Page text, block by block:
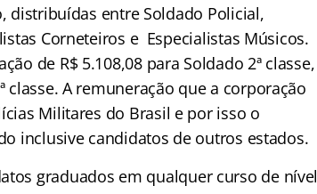
distribuídas entre Soldado Policial,
Corneteiros e Especialistas Músicos.
de R$ 5.108,08 para Soldado 2ª classe,
classe. A remuneração que a corporação
Militares do Brasil e por isso o
inclusive candidatos de outros estados.
graduados em qualquer curso de nível